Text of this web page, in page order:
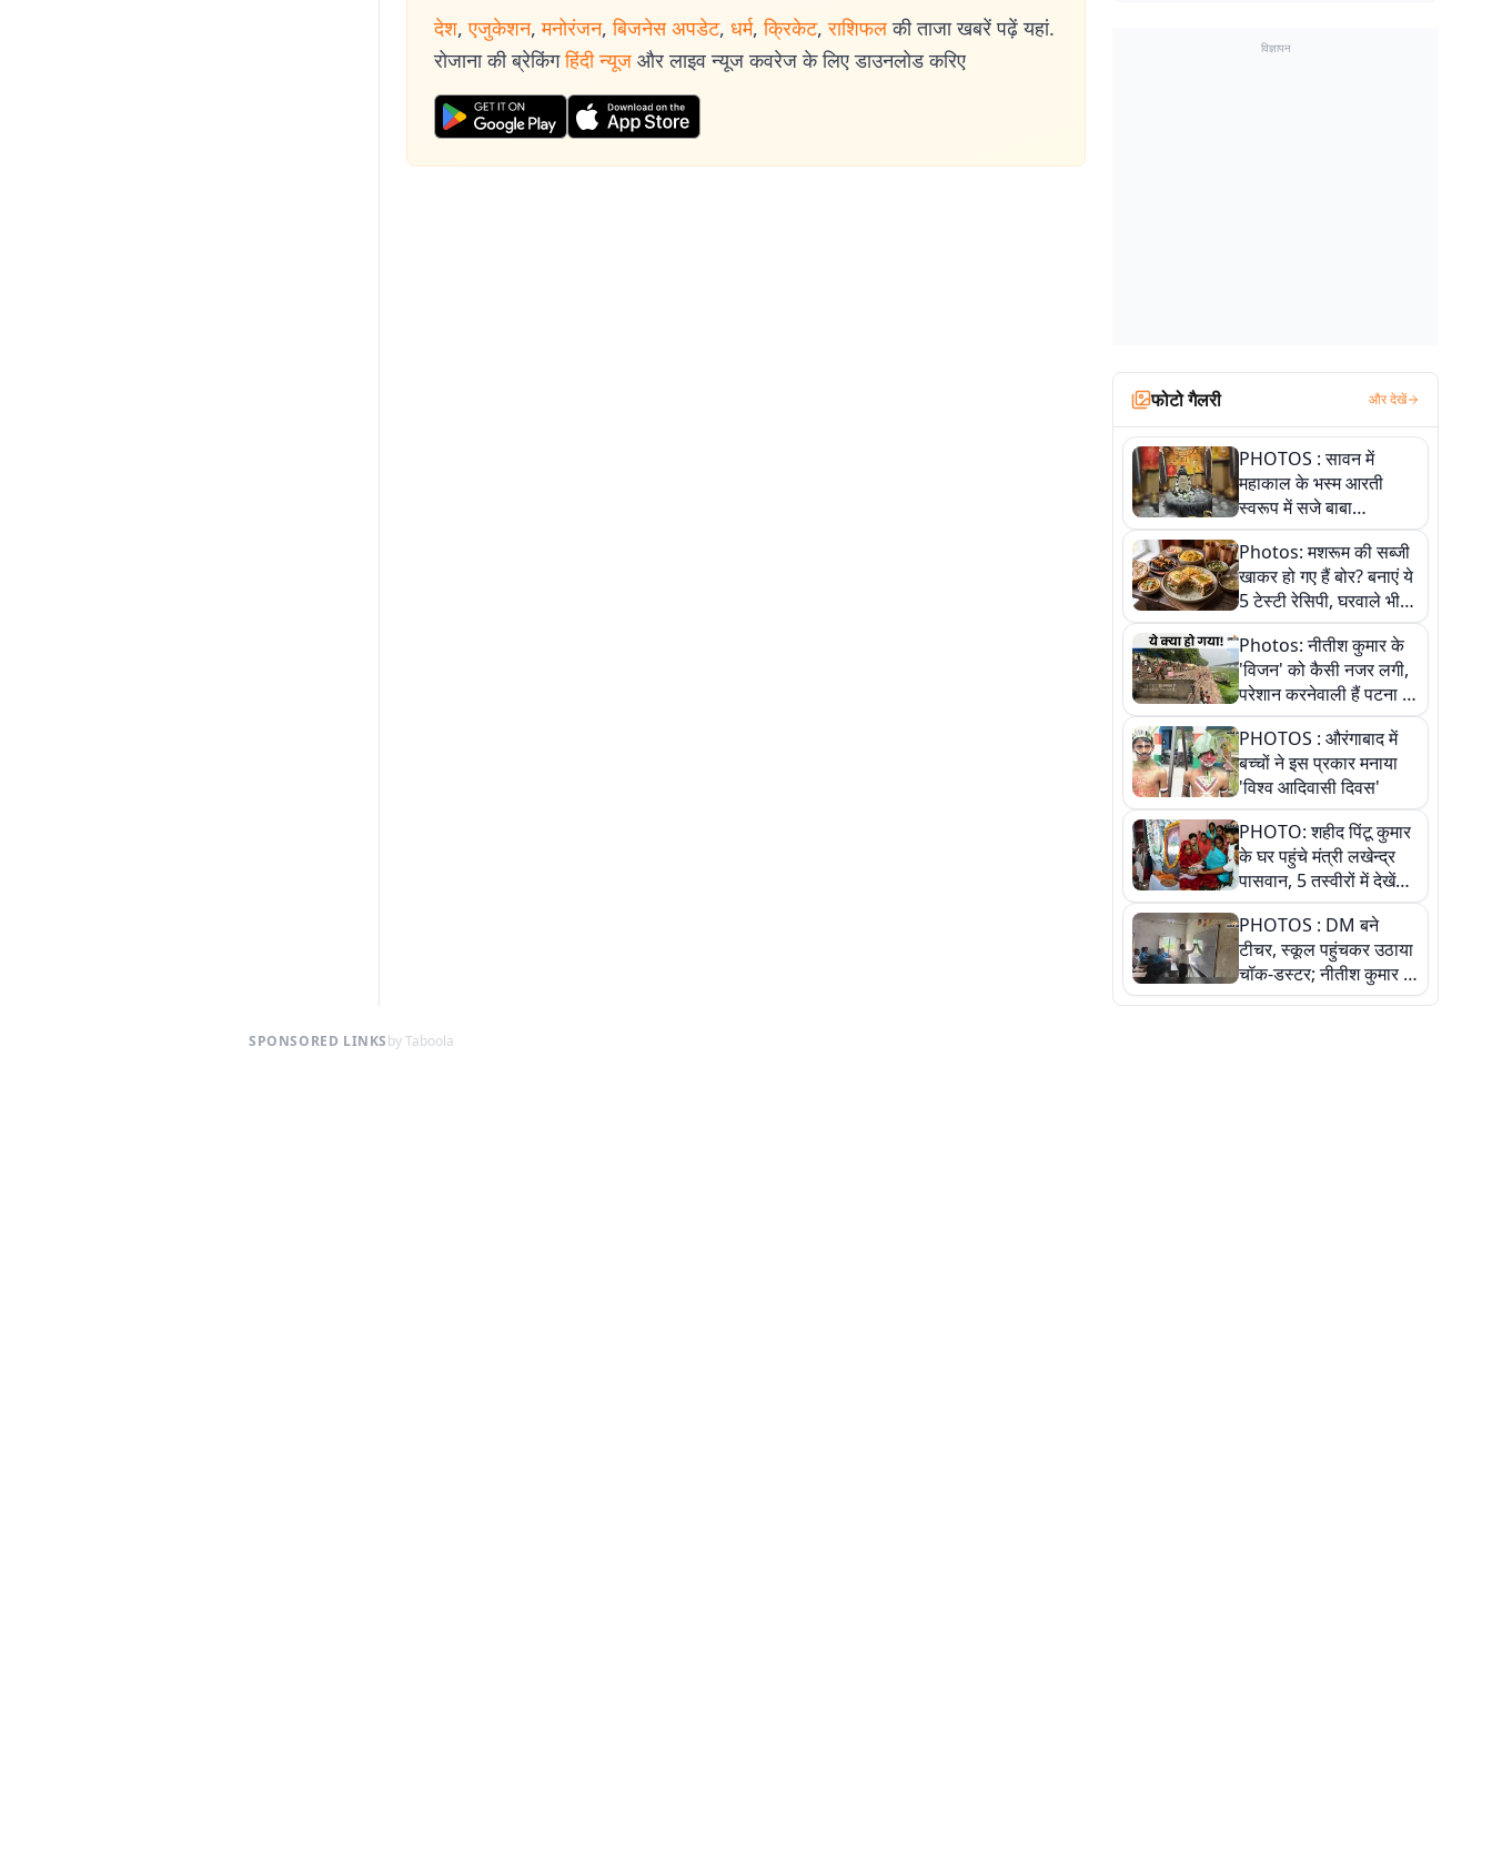
देश, एजुकेशन, मनोरंजन, बिजनेस अपडेट, धर्म, क्रिकेट, राशिफल की ताजा खबरें पढ़ें यहां.
रोजाना की ब्रेकिंग हिंदी न्यूज और लाइव न्यूज कवरेज के लिए डाउनलोड करिए विज्ञापन
फोटो गैलरी और देखें
PHOTOS : सावन में
महाकाल के भस्म आरती
स्वरूप में सजे बाबा
औघड़दानी, तस्वीरों में करें
अद्भुत दर्शन
Photos: मशरूम की सब्जी
खाकर हो गए हैं बोर? बनाएं ये
5 टेस्टी रेसिपी, घरवाले भी
मांगेंगे बार-बार
Photos: नीतीश कुमार के
'विजन' को कैसी नजर लगी,
परेशान करनेवाली हैं पटना में
गंगा घाट की ये 11 तस्वीरें
PHOTOS : औरंगाबाद में
बच्चों ने इस प्रकार मनाया
'विश्व आदिवासी दिवस'
PHOTO: शहीद पिंटू कुमार
के घर पहुंचे मंत्री लखेन्द्र
पासवान, 5 तस्वीरों में देखें
उस भावुक पल की पूरी
कहानी
PHOTOS : DM बने
टीचर, स्कूल पहुंचकर उठाया
चॉक-डस्टर; नीतीश कुमार के
इस चहेते अधिकारी को
SPONSORED LINKSby Taboola